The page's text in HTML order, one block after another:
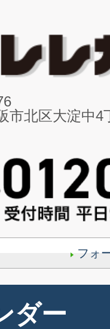
市北区大淀中4
フォ
ダー